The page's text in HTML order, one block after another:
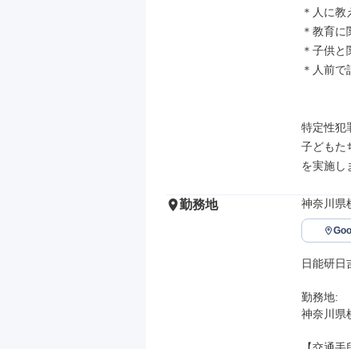
＊人に
＊教育
＊子供
＊人前
特定性犯
子どもた
を実施し
勤務地 神奈川県
日能研日
勤務地:
神奈川県